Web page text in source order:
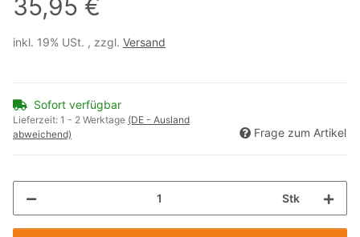
35,95 €
inkl. 19% USt. , zzgl. Versand
Sofort verfügbar
Lieferzeit: 1 - 2 Werktage (DE - Ausland
abweichend)
Frage zum Artikel
Stk